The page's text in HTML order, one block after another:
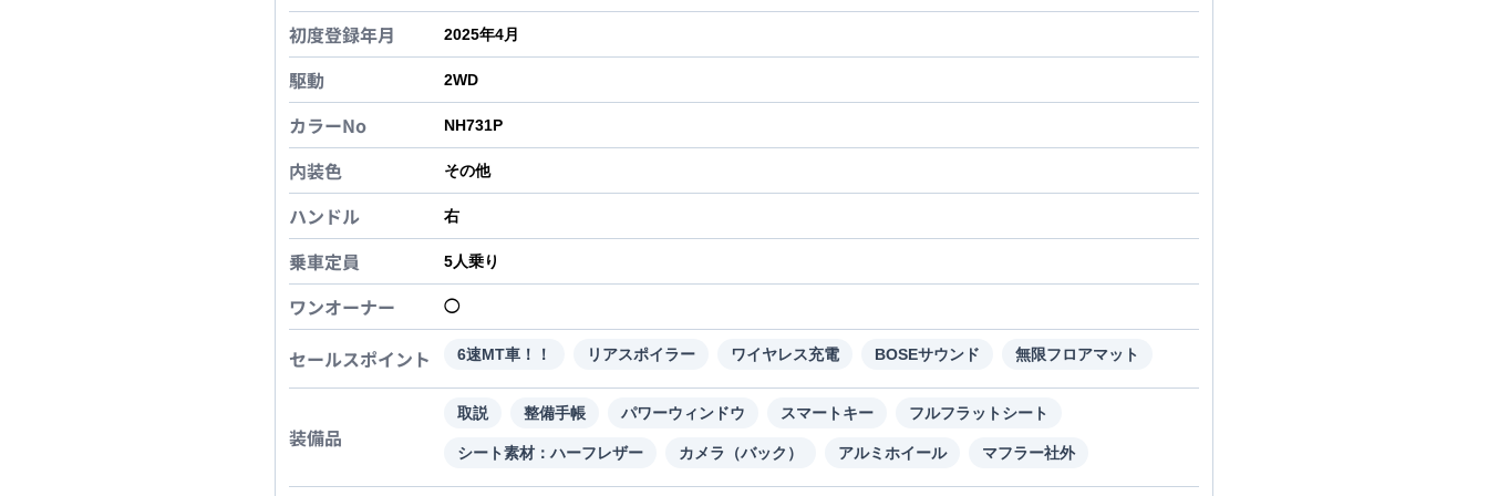
初度登録年月 2025年4月
駆動 2WD
カラーNo NH731P
内装色 その他
ハンドル 右
乗車定員 5人乗り
ワンオーナー ◯
セールスポイント 6速MT車！！ リアスポイラー ワイヤレス充電 BOSEサウンド 無限フロアマット
装備品
取説 整備手帳 パワーウィンドウ スマートキー フルフラットシート
シート素材：ハーフレザー カメラ（バック） アルミホイール マフラー社外